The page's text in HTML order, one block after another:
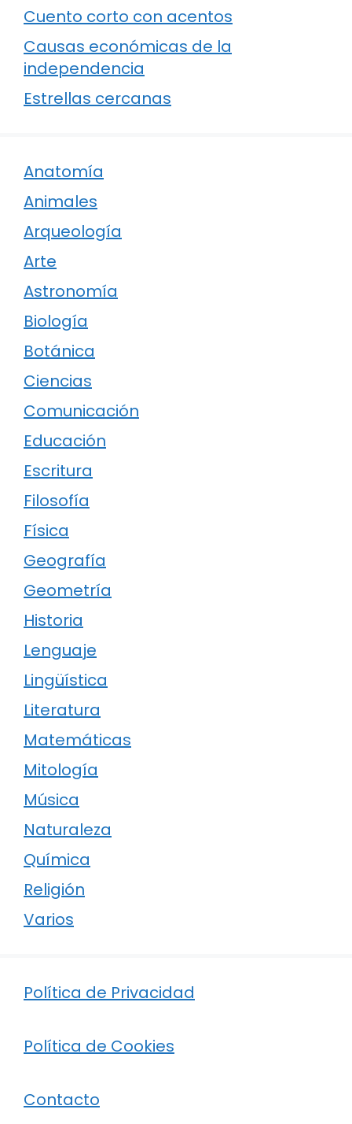
Cuento corto con acentos
Causas económicas de la
independencia
Estrellas cercanas
Anatomía
Animales
Arqueología
Arte
Astronomía
Biología
Botánica
Ciencias
Comunicación
Educación
Escritura
Filosofía
Física
Geografía
Geometría
Historia
Lenguaje
Lingüística
Literatura
Matemáticas
Mitología
Música
Naturaleza
Química
Religión
Varios
Política de Privacidad
Política de Cookies
Contacto